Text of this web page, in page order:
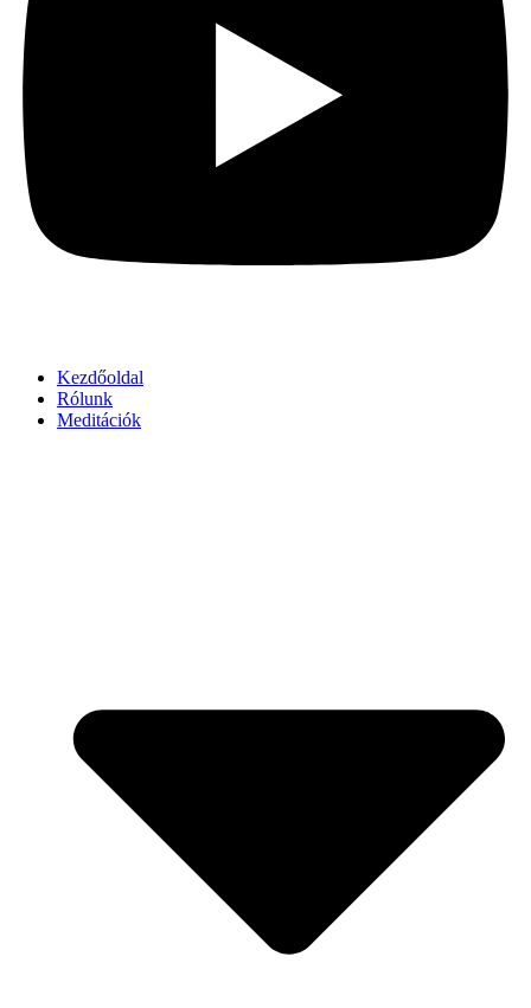
Kezdőoldal
Rólunk
Meditációk